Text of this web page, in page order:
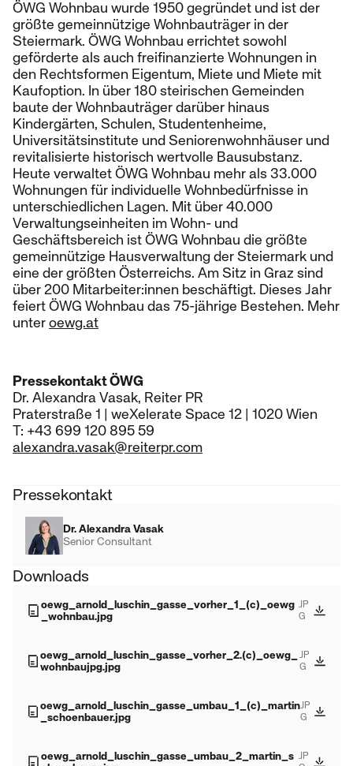
ÖWG Wohnbau wurde 1950 gegründet und ist der
größte gemeinnützige Wohnbauträger in der
Steiermark. ÖWG Wohnbau errichtet sowohl
geförderte als auch freifinanzierte Wohnungen in
den Rechtsformen Eigentum, Miete und Miete mit
Kaufoption. In über 180 steirischen Gemeinden
baute der Wohnbauträger darüber hinaus
Kindergärten, Schulen, Studentenheime,
Universitätsinstitute und Seniorenwohnhäuser und
revitalisierte historisch wertvolle Bausubstanz.
Heute verwaltet ÖWG Wohnbau mehr als 33.000
Wohnungen für individuelle Wohnbedürfnisse in
unterschiedlichen Lagen. Mit über 40.000
Verwaltungseinheiten im Wohn- und
Geschäftsbereich ist ÖWG Wohnbau die größte
gemeinnützige Hausverwaltung der Steiermark und
eine der größten Österreichs. Am Sitz in Graz sind
über 200 Mitarbeiter:innen beschäftigt. Dieses Jahr
feiert ÖWG Wohnbau das 75-jährige Bestehen. Mehr
unteroewg.at
Pressekontakt ÖWG
Dr. Alexandra Vasak, Reiter PR
Praterstraße 1 | weXelerate Space 12 | 1020 Wien
T: +43 699 120 895 59
alexandra.vasak@reiterpr.com
Pressekontakt
Dr. Alexandra Vasak
Senior Consultant
Downloads
oewg_arnold_luschin_gasse_vorher_1_(c)_oewg
_wohnbau.jpg
JP
G
oewg_arnold_luschin_gasse_vorher_2.(c)_oewg_
wohnbaujpg.jpg
JP
G
oewg_arnold_luschin_gasse_umbau_1_(c)_martin
_schoenbauer.jpg
JP
G
oewg_arnold_luschin_gasse_umbau_2_martin_s
JP